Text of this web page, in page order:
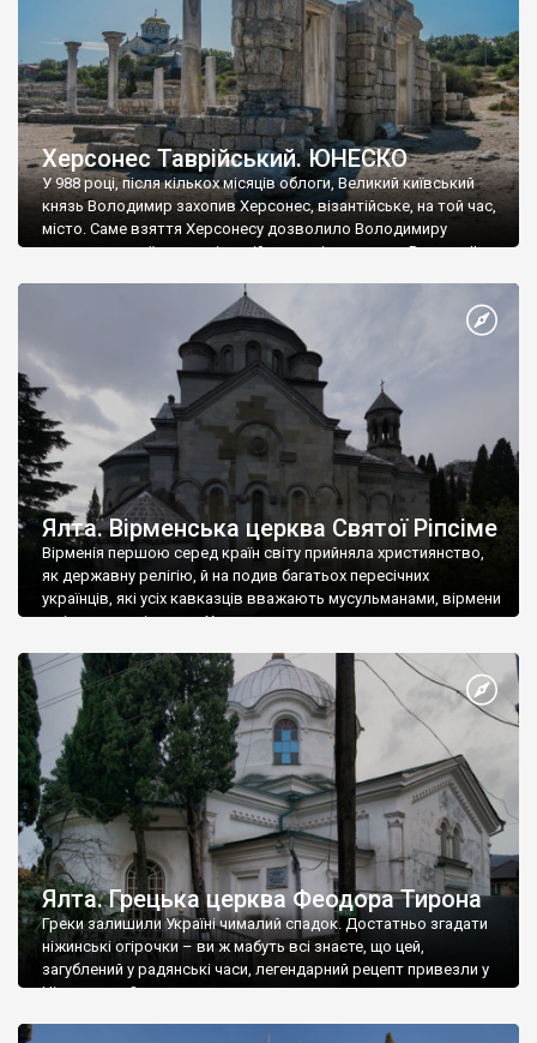
Херсонес Таврійський. ЮНЕСКО
У 988 році, після кількох місяців облоги, Великий київський
князь Володимир захопив Херсонес, візантійське, на той час,
місто. Саме взяття Херсонесу дозволило Володимиру
диктувати свої умови візантійському імператору Василю ІІ, та
Херсонесі Володимир-язичник, став Василем-християнином.
А потім було Хрещення Русі. На честь Херсонесу Таврійського
Ялта. Вірменська церква Святої Ріпсіме
Вірменія першою серед країн світу прийняла християнство,
як державну релігію, й на подив багатьох пересічних
українців, які усіх кавказців вважають мусульманами, вірмени
є відданими вірянами Христа
Ялта. Грецька церква Феодора Тирона
Греки залишили Україні чималий спадок. Достатньо згадати
ніжинські огірочки – ви ж мабуть всі знаєте, що цей,
загублений у радянські часи, легендарний рецепт привезли у
Ніжин греки?